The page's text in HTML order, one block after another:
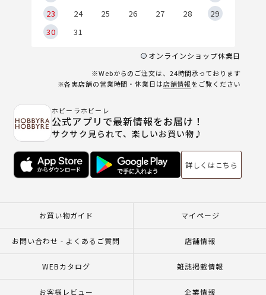
23
24 25 26 27 28
29
30
31
オンラインショップ休業日
※Webからのご注文は、24時間承っております
※各実店舗の営業時間・休業日は店舗情報をご覧ください
ホビーラホビーレ
公式アプリで最新情報をお届け！
サクサク見られて、楽しいお買い物♪
詳しくはこちら
お買い物ガイド マイページ
お問い合わせ - よくあるご質問 店舗情報
WEBカタログ 雑誌掲載情報
お客様レビュー 企業情報